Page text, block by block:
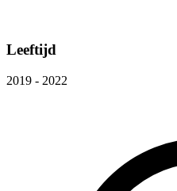
Leeftijd
2019 - 2022